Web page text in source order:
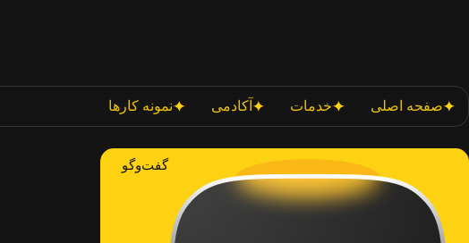
صفحه اصلی خدمات آکادمی نمونه کارها
گفت‌وگو